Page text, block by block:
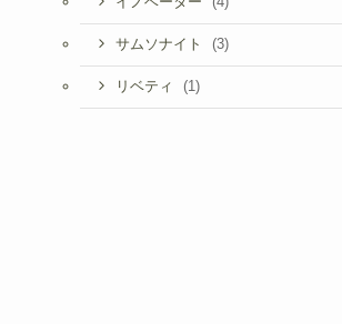
サムソナイト (3)
リベティ (1)